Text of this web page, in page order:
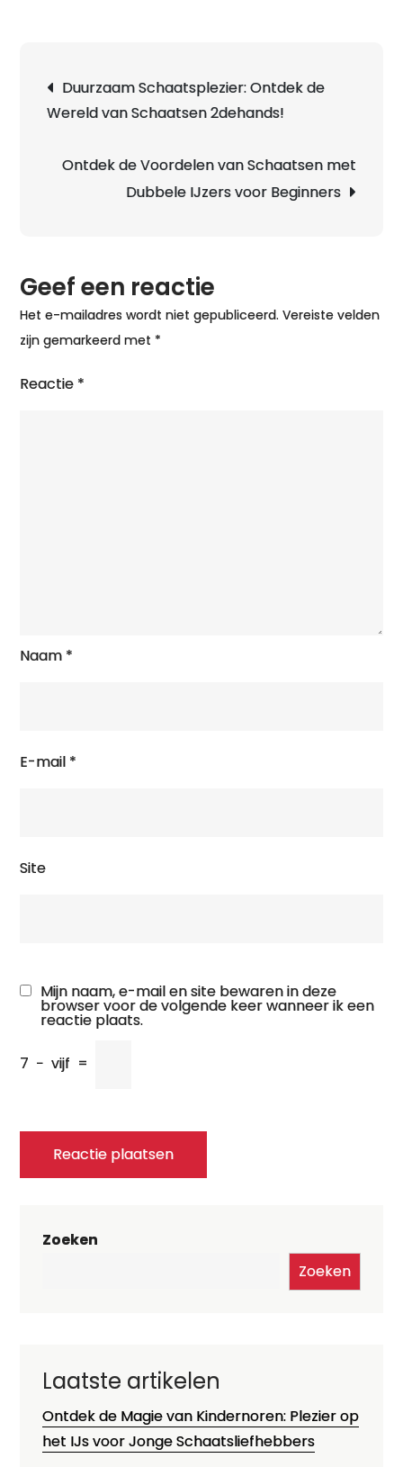
Duurzaam Schaatsplezier: Ontdek de
Wereld van Schaatsen 2dehands!
Ontdek de Voordelen van Schaatsen met
Dubbele IJzers voor Beginners
Geef een reactie
Het e-mailadres wordt niet gepubliceerd. Vereiste velden
zijn gemarkeerd met *
Reactie *
Naam *
E-mail *
Site
Mijn naam, e-mail en site bewaren in deze
browser voor de volgende keer wanneer ik een
reactie plaats.
7 − vijf =
Zoeken
Zoeken
Laatste artikelen
Ontdek de Magie van Kindernoren: Plezier op
het IJs voor Jonge Schaatsliefhebbers